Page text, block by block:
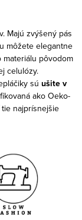
Majú zvýšený pás
môžete elegantne
pôvodom
celulózy.
sú ušite v
ako Oeko-
tie najprísnejšie